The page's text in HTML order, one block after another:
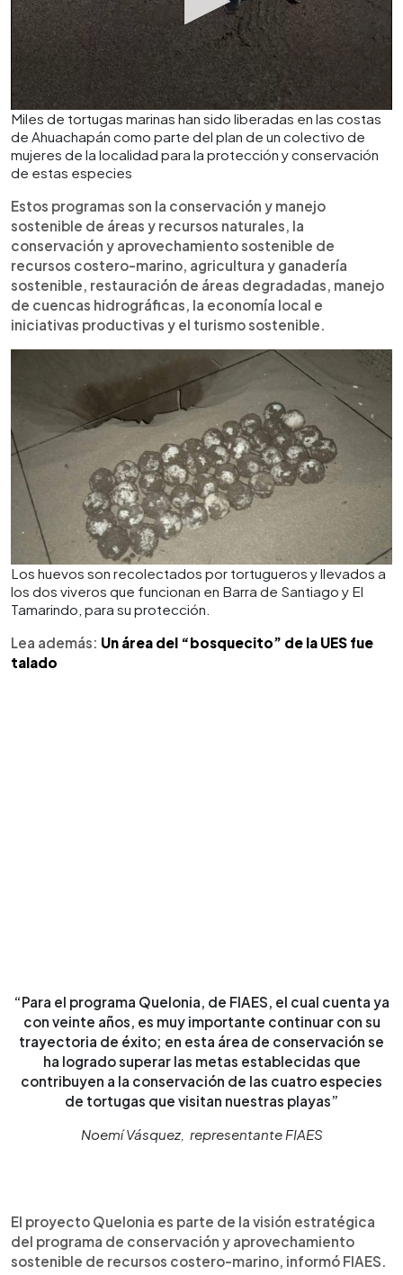
Miles de tortugas marinas han sido liberadas en las costas
de Ahuachapán como parte del plan de un colectivo de
mujeres de la localidad para la protección y conservación
de estas especies
Estos programas son la conservación y manejo
sostenible de áreas y recursos naturales, la
conservación y aprovechamiento sostenible de
recursos costero-marino, agricultura y ganadería
sostenible, restauración de áreas degradadas, manejo
de cuencas hidrográficas, la economía local e
iniciativas productivas y el turismo sostenible.
Los huevos son recolectados por tortugueros y llevados a
los dos viveros que funcionan en Barra de Santiago y El
Tamarindo, para su protección.
Lea además: Un área del “bosquecito” de la UES fue
talado
“Para el programa Quelonia, de FIAES, el cual cuenta ya
con veinte años, es muy importante continuar con su
trayectoria de éxito; en esta área de conservación se
ha logrado superar las metas establecidas que
contribuyen a la conservación de las cuatro especies
de tortugas que visitan nuestras playas”
Noemí Vásquez, representante FIAES
El proyecto Quelonia es parte de la visión estratégica
del programa de conservación y aprovechamiento
sostenible de recursos costero-marino, informó FIAES.